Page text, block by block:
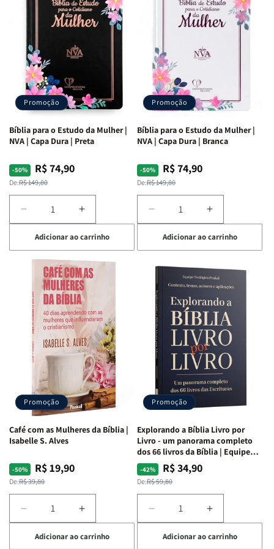
Ribeiro
Ribeiro
Promoção
Bíblia para o Estudo da Mulher |
NVA | Capa Dura | Preta
-50%
Preço
normal
De:R$ 149,80
Preço
promocional
R$ 74,90
Diminuir
a
quantidade
de
Bíblia
para
Estudo
da
Mulher
NVA
Capa
Dura
|
Preta
Aumentar
a
quantidade
de
Bíblia
para
o
Estudo
da
Mulher
|
NVA
|
Capa
Dura
|
Adicionar ao carrinho
Promoção
Bíblia para o Estudo da Mulher |
NVA | Capa Dura | Branca
-50%
Preço
normal
De:R$ 149,80
Preço
promocional
R$ 74,90
Diminuir
a
quantidade
de
Bíblia
o
Estudo
da
Mulher
NVA
Capa
Dura
|
Aumentar
a
quantidade
de
Bíblia
para
o
Estudo
Mulher
|
NVA
|
Capa
Dura
|
Adicionar ao carrinho
Promoção
Café com as Mulheres da Bíblia |
Isabelle S. Alves
-50%
Preço
normal
De:R$ 39,80
Preço
promocional
R$ 19,90
Diminuir
a
quantidade
Aumentar
a
quantidade
Adicionar ao carrinho
Promoção
Explorando a Bíblia Livro por
Livro - um panorama completo
dos 66 livros da Bíblia | Equipe
teológica Penkal
-42%
Preço
normal
De:R$ 59,80
Preço
promocional
R$ 34,90
Diminuir
a
quantidade
Aumentar
a
quantidade
Adicionar ao carrinho